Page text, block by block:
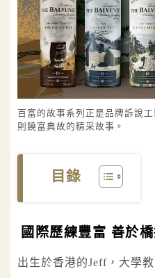
百富的故事系列正是品牌訴說
則饒富典故的精采故事。
目錄
國際歷練豐富 善於
出生於香港的Jeff，大學